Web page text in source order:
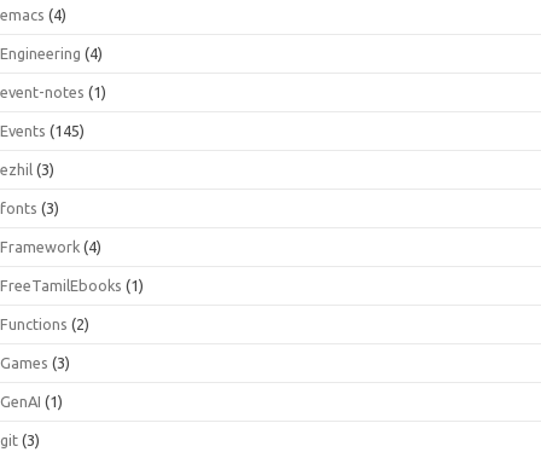
emacs (4)
Engineering (4)
event-notes (1)
Events (145)
ezhil (3)
fonts (3)
Framework (4)
FreeTamilEbooks (1)
Functions (2)
Games (3)
GenAI (1)
git (3)